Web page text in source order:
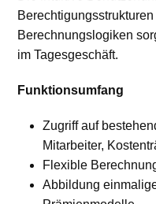
Berechnungslogiken
im Tagesgeschäft.
Funktionsumfang
Zugriff auf
Mitarbeiter,
Flexible
Abbildung